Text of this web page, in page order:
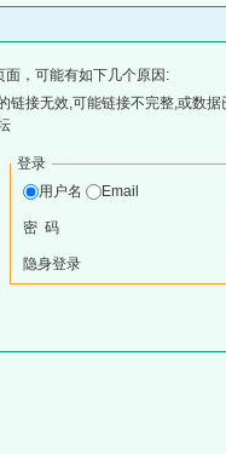
，可能有如下几个原因:
链接无效,可能链接不完整,或数据
登录
用户名
Email
密 码
隐身登录